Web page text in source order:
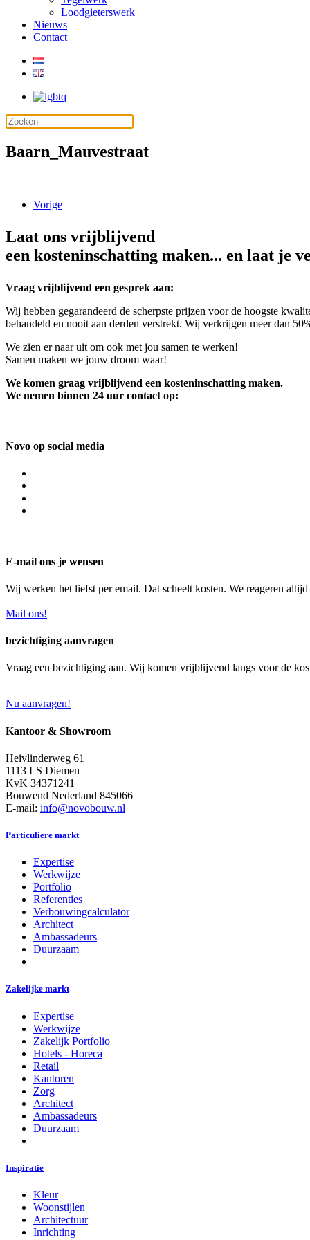
Loodgieterswerk
Nieuws
Contact
Baarn_Mauvestraat
Vorige
Laat ons vrijblijvend
een kosteninschatting maken... en laat je
Vraag vrijblijvend een gesprek aan:
Wij hebben gegarandeerd de scherpste prijzen voor de hoogste
behandeld en nooit aan derden verstrekt. Wij verkrijgen meer dan
We zien er naar uit om ook met jou samen te werken!
Samen maken we jouw droom waar!
We komen graag vrijblijvend een kosteninschatting maken.
We nemen binnen 24 uur contact op:
Novo op social media
E-mail ons je wensen
Wij werken het liefst per email. Dat scheelt kosten. We reageren
Mail ons!
bezichtiging aanvragen
Vraag een bezichtiging aan. Wij komen vrijblijvend langs voor de
Nu aanvragen!
Kantoor & Showroom
Heivlinderweg 61
1113 LS Diemen
KvK 34371241
Bouwend Nederland 845066
E-mail: info@novobouw.nl
Particuliere markt
Expertise
Werkwijze
Portfolio
Referenties
Verbouwingcalculator
Architect
Ambassadeurs
Duurzaam
Zakelijke markt
Expertise
Werkwijze
Zakelijk Portfolio
Hotels - Horeca
Retail
Kantoren
Zorg
Architect
Ambassadeurs
Duurzaam
Inspiratie
Kleur
Woonstijlen
Architectuur
Inrichting